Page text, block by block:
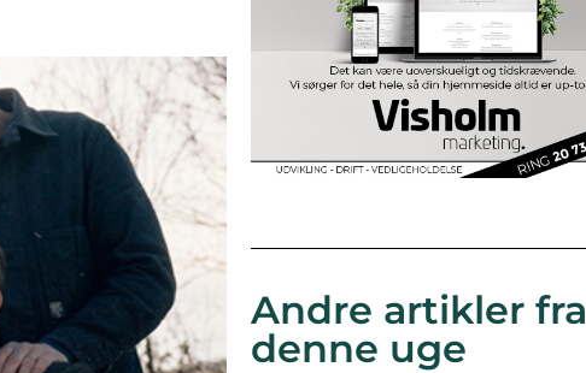
Andre artikler fra
denne uge